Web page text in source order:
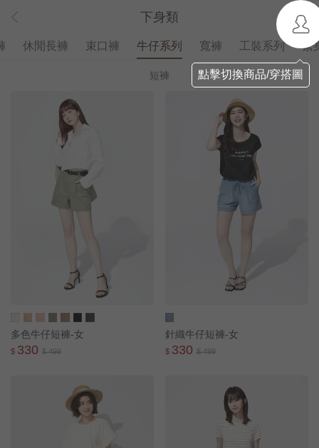
下身類
休閒長褲 束口褲 牛仔系列 寬褲 工裝系列 緊
短褲
多色牛仔短褲-女
$ 330 $ 499
針織牛仔短褲-女
$ 330 $ 499
點擊切換商品/穿搭圖